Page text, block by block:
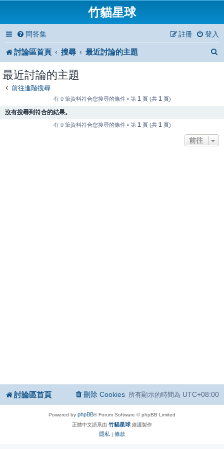
竹貓星球
問答集 登入
註冊
討論區首頁 搜尋 最近討論的主題
最近討論的主題
前往進階搜尋
有 0 筆資料符合您搜尋的條件 • 第 1 頁 (共 1 頁)
沒有搜尋到符合的結果。
有 0 筆資料符合您搜尋的條件 • 第 1 頁 (共 1 頁)
前往
討論區首頁 所有顯示的時間為 UTC+08:00
刪除 Cookies
Powered by phpBB® Forum Software © phpBB Limited
正體中文語系由 竹貓星球 維護製作
隱私 | 條款